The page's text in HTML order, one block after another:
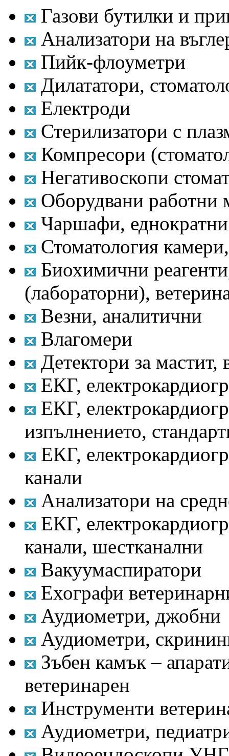
Газови бутилки и
Анализатори на
Пийк-флоуметри
Дилататори,
Електроди
Стерилизатори с
Компресори
Негативоскопи
Оборудвани работни
Чаршафи, еднократни
Стоматология
Биохимични
(лабораторни),
Везни, аналитични
Влагомери
Детектори за мастит,
ЕКГ,
ЕКГ,
изпълнението,
ЕКГ,
канали
Анализатори на
ЕКГ,
канали, шестканални
Вакуумаспиратори
Ехографи
Аудиометри, джобни
Аудиометри,
Зъбен камък –
ветеринарен
Инструменти
Аудиометри,